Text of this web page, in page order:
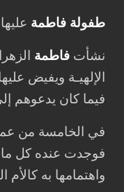
طفولة فاطمة
نشأت فاطمة
الإلهيـة ويفيض
فيما كان يدعوهم
في الخامسة من
فوجدت عنده كل ما
واهتمامها به